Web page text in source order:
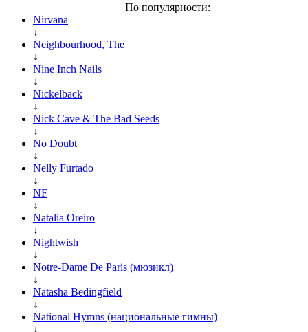
По популярности:
Nirvana
↓
Neighbourhood, The
↓
Nine Inch Nails
↓
Nickelback
↓
Nick Cave & The Bad Seeds
↓
No Doubt
↓
Nelly Furtado
↓
NF
↓
Natalia Oreiro
↓
Nightwish
↓
Notre-Dame De Paris (мюзикл)
↓
Natasha Bedingfield
↓
National Hymns (национальные гимны)
↓